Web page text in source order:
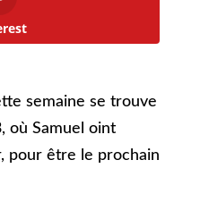
semaine se trouve
où Samuel oint
pour être le prochain